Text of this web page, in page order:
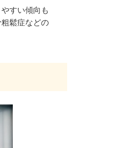
すい傾向も
鬆症などの